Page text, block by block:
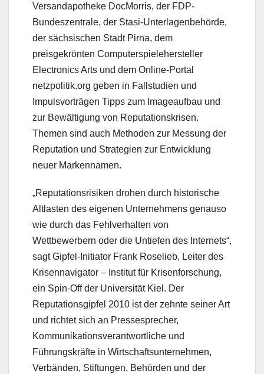
Versandapotheke DocMorris, der FDP-
Bundeszentrale, der Stasi-Unterlagenbehörde,
der sächsischen Stadt Pirna, dem
preisgekrönten Computerspielehersteller
Electronics Arts und dem Online-Portal
netzpolitik.org geben in Fallstudien und
Impulsvorträgen Tipps zum Imageaufbau und
zur Bewältigung von Reputationskrisen.
Themen sind auch Methoden zur Messung der
Reputation und Strategien zur Entwicklung
neuer Markennamen.
„Reputationsrisiken drohen durch historische
Altlasten des eigenen Unternehmens genauso
wie durch das Fehlverhalten von
Wettbewerbern oder die Untiefen des Internets“,
sagt Gipfel-Initiator Frank Roselieb, Leiter des
Krisennavigator – Institut für Krisenforschung,
ein Spin-Off der Universität Kiel. Der
Reputationsgipfel 2010 ist der zehnte seiner Art
und richtet sich an Pressesprecher,
Kommunikationsverantwortliche und
Führungskräfte in Wirtschaftsunternehmen,
Verbänden, Stiftungen, Behörden und der